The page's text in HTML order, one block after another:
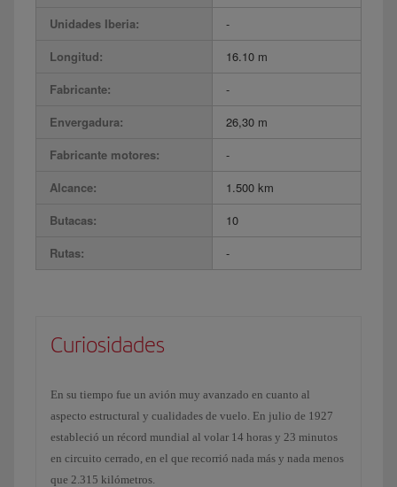
Unidades Iberia:
-
Longitud:
16.10 m
Fabricante:
-
Envergadura:
26,30 m
Fabricante motores:
-
Alcance:
1.500 km
Butacas:
10
Rutas:
-
Curiosidades
En su tiempo fue un avión muy avanzado en cuanto al
aspecto estructural y cualidades de vuelo. En julio de 1927
estableció un récord mundial al volar 14 horas y 23 minutos
en circuito cerrado, en el que recorrió nada más y nada menos
que 2.315 kilómetros.